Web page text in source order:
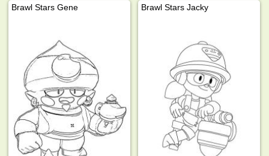
Brawl Stars Gene Brawl Stars Jacky